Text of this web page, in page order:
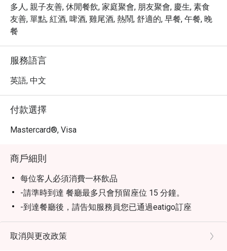
多人, 親子友善, 休閒餐飲, 家庭聚會, 朋友聚會, 慶生, 素食
友善, 單點, 紅酒, 啤酒, 雞尾酒, 熱鬧, 舒適的, 早餐, 午餐, 晚
餐
服務語言
英語, 中文
付款選擇
Mastercard®, Visa
商戶細則
每位客人必須消費一杯飲品
-請準時到達 餐廳最多只會預留座位 15 分鐘。
-到達餐廳後，請告知服務員您已通過eatigo訂座
-eatigo折扣僅適用於主餐牌單點食物。不適用於飲料、
套餐、其他推廣優惠。
取消與更改政策